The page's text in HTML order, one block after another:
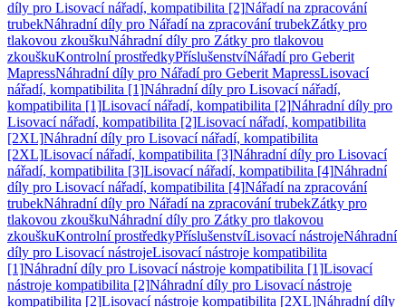
díly pro Lisovací nářadí, kompatibilita [2]Nářadí na zpracování
trubekNáhradní díly pro Nářadí na zpracování trubekZátky pro
tlakovou zkouškuNáhradní díly pro Zátky pro tlakovou
zkouškuKontrolní prostředkyPříslušenstvíNářadí pro Geberit
MapressNáhradní díly pro Nářadí pro Geberit MapressLisovací
nářadí, kompatibilita [1]Náhradní díly pro Lisovací nářadí,
kompatibilita [1]Lisovací nářadí, kompatibilita [2]Náhradní díly pro
Lisovací nářadí, kompatibilita [2]Lisovací nářadí, kompatibilita
[2XL]Náhradní díly pro Lisovací nářadí, kompatibilita
[2XL]Lisovací nářadí, kompatibilita [3]Náhradní díly pro Lisovací
nářadí, kompatibilita [3]Lisovací nářadí, kompatibilita [4]Náhradní
díly pro Lisovací nářadí, kompatibilita [4]Nářadí na zpracování
trubekNáhradní díly pro Nářadí na zpracování trubekZátky pro
tlakovou zkouškuNáhradní díly pro Zátky pro tlakovou
zkouškuKontrolní prostředkyPříslušenstvíLisovací nástrojeNáhradní
díly pro Lisovací nástrojeLisovací nástroje kompatibilita
[1]Náhradní díly pro Lisovací nástroje kompatibilita [1]Lisovací
nástroje kompatibilita [2]Náhradní díly pro Lisovací nástroje
kompatibilita [2]Lisovací nástroje kompatibilita [2XL]Náhradní díly